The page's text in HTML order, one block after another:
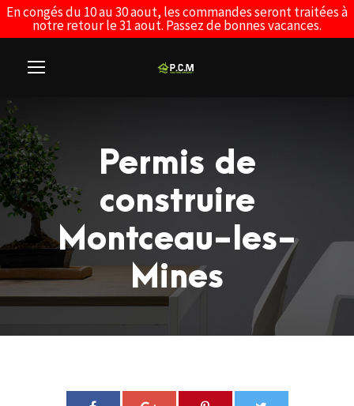
En congés du 10 au 30 aout, les commandes seront traitées à
notre retour le 31 aout. Passez de bonnes vacances.
Permis de
construire
Montceau-les-
Mines